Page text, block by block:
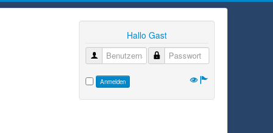
Hallo Gast
Benutzername
Passwort
Anmelden